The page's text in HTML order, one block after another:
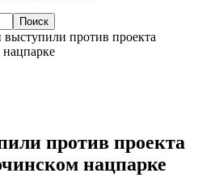
выступили против проекта
против проекта
нацпарке